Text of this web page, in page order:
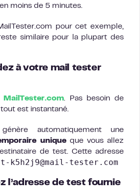
moins de 5 minutes.
pour cet exemple,
similaire pour la plupart des
à votre mail tester
MailTester.com. Pas besoin de
est instantané.
automatiquement une
uniqueque vous allez
de test. Cette adresse
k5h2j9@mail-tester.com
l’adresse de test fournie